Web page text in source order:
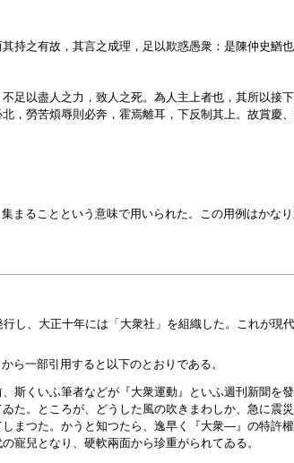
持之有故，其言之成理，足以欺惑愚衆：是陳仲史鰌也
足以盡人之力，致人之死。為人主上者也，其所以接
，勞苦煩辱則必奔，霍焉離耳，下反制其上。故賞慶
まることという意味で用いられた。この用例はかな
し、大正十年には「大衆社」を組織した。これが
ら一部引用すると以下のとおりである。
斯くいふ筆者などが『大衆運動』といふ週刊新聞を
た。ところが、どうした風の吹きまわしか、急に震
まつた。かうと知つたら、逸早く『大衆―』の特許
寵兒となり、硬軟兩面から珍重がられてゐる。